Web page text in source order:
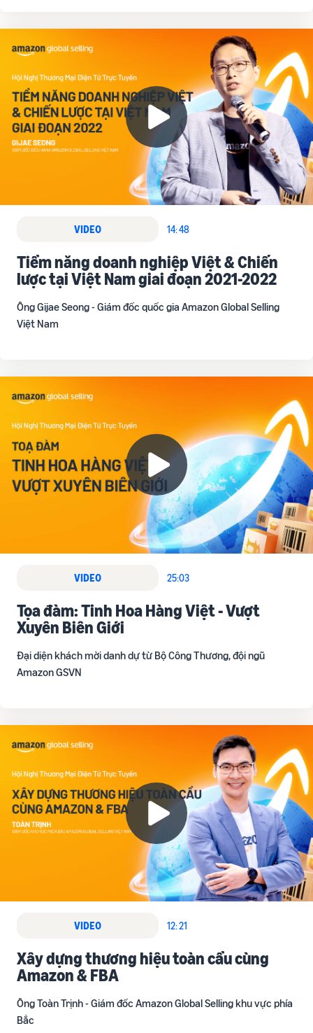
VIDEO 14: 48
Tiềm năng doanh nghiệp Việt & Chiến
lược tại Việt Nam giai đoạn 2021-2022
Ông Gijae Seong - Giám đốc quốc gia Amazon Global Selling
Việt Nam
VIDEO 25:03
Tọa đàm: Tinh Hoa Hàng Việt - Vượt
Xuyên Biên Giới
Đại diện khách mời danh dự từ Bộ Công Thương, đội ngũ
Amazon GSVN
VIDEO 12: 21
Xây dựng thương hiệu toàn cầu cùng
Amazon & FBA
Ông Toàn Trịnh - Giám đốc Amazon Global Selling khu vực phía
Bắc